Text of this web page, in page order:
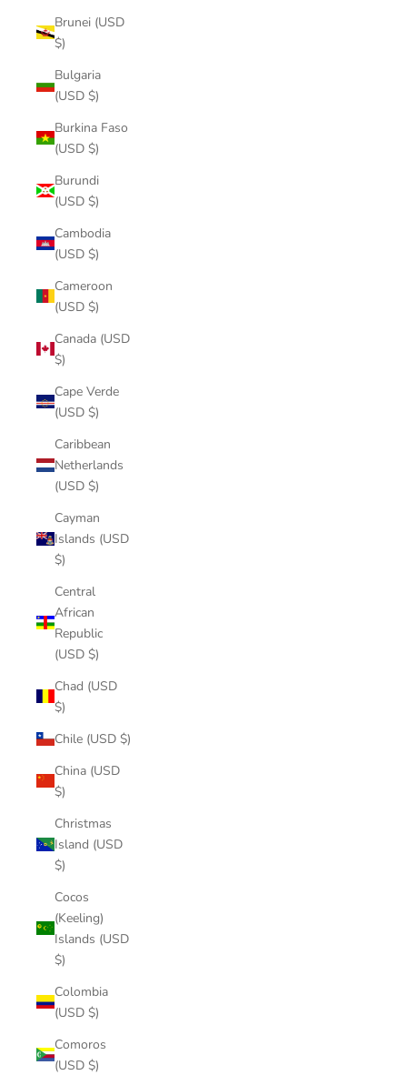
Brunei (USD
$)
Bulgaria
(USD $)
Burkina Faso
(USD $)
Burundi
(USD $)
Cambodia
(USD $)
Cameroon
(USD $)
Canada (USD
$)
Cape Verde
(USD $)
Caribbean
Netherlands
(USD $)
Cayman
Islands (USD
$)
Central
African
Republic
(USD $)
Chad (USD
$)
Chile (USD $)
China (USD
$)
Christmas
Island (USD
$)
Cocos
(Keeling)
Islands (USD
$)
Colombia
(USD $)
Comoros
(USD $)